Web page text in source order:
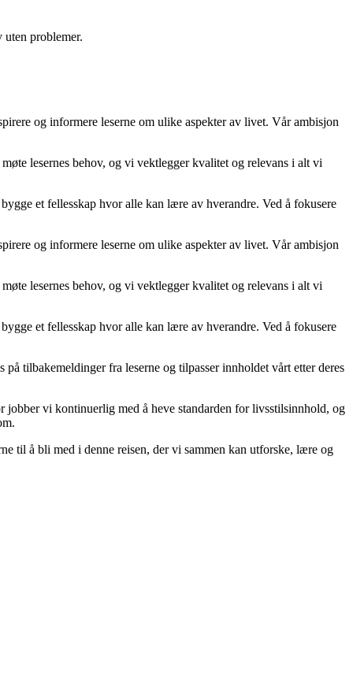
problemer.
og informere leserne om ulike aspekter av livet. Vår ambisjon
lesernes behov, og vi vektlegger kvalitet og relevans i alt vi
et fellesskap hvor alle kan lære av hverandre. Ved å fokusere
og informere leserne om ulike aspekter av livet. Vår ambisjon
lesernes behov, og vi vektlegger kvalitet og relevans i alt vi
et fellesskap hvor alle kan lære av hverandre. Ved å fokusere
tilbakemeldinger fra leserne og tilpasser innholdet vårt etter deres
vi kontinuerlig med å heve standarden for livsstilsinnhold, og
til å bli med i denne reisen, der vi sammen kan utforske, lære og